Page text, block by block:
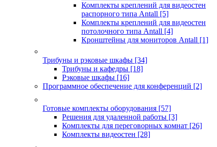
Комплекты креплений для видеостен
распорного типа Antall [5]
Комплекты креплений для видеостен
потолочного типа Antall [4]
Кронштейны для мониторов Antall [1]
Трибуны и рэковые шкафы [34]
Трибуны и кафедры [18]
Рэковые шкафы [16]
Программное обеспечение для конференций [2]
Готовые комплекты оборудования [57]
Решения для удаленной работы [3]
Комплекты для переговорных комнат [26]
Комплекты видеостен [28]